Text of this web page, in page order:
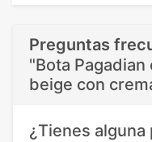
Preguntas
"Bota
beige con
¿Tienes alguna